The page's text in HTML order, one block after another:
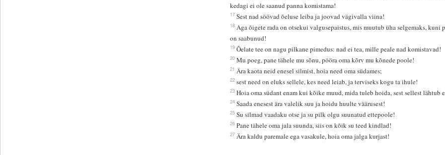
kedagi ei ole saanud panna komistama!
17 Sest nad söövad õeluse leiba ja joovad vägivalla viina!
18 Aga õigete rada on otsekui valgusepaistus, mis muutub üha selgemaks, kuni
on saabunud!
19 Õelate tee on nagu pilkane pimedus: nad ei tea, mille peale nad komistavad!
20 Mu poeg, pane tähele mu sõnu, pööra oma kõrv mu kõnede poole!
21 Ära kaota neid enesel silmist, hoia need oma südames;
22 sest need on eluks sellele, kes need leiab, ja terviseks kogu ta ihule!
23 Hoia oma südant enam kui kõike muud, mida tuleb hoida, sest sellest lähtub
24 Saada enesest ära valelik suu ja hoidu huulte väärusest!
25 Su silmad vaadaku otse ja su pilk olgu suunatud ettepoole!
26 Pane tähele oma jala suunda, siis on kõik su teed kindlad!
27 Ära kaldu paremale ega vasakule, hoia oma jalga kurjast!